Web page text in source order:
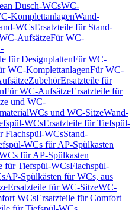
Dusch-WCsWC-
KomplettanlagenWand-
WCsErsatzteile für Stand-
AufsätzeFür WC-
für DesignplattenFür WC-
WC-KomplettanlagenFür WC-
ZubehörErsatzteile für
Für WC-AufsätzeErsatzteile für
und WC-
WCs und WC-SitzeWand-
WCsErsatzteile für Tiefspül-
Flachspül-WCsStand-
WCs für AP-Spülkasten
für AP-Spülkasten
für Tiefspül-WCsFlachspül-
AP-Spülkästen für WCs, aus
Ersatzteile für WC-SitzeWC-
WCsErsatzteile für Comfort